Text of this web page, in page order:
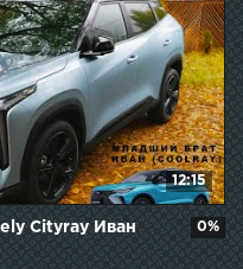
12:15
Cityray Иван
0%